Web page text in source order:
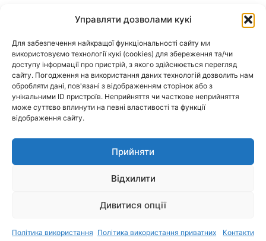
Управляти дозволами кукі
Для забезпечення найкращої функціональності сайту ми
використовуємо технології кукі (cookies) для збереження та/чи
доступу інформації про пристрій, з якого здійснюється перегляд
сайту. Погодження на використання даних технологій дозволить нам
обробляти дані, пов'язані з відображенням сторінок або з
унікальними ID пристроїв. Неприйняття чи часткове неприйняття
може суттєво вплинути на певні властивості та функції
відображення сайту.
Прийняти
Відхилити
Дивитися опції
Політика використання Політика використання приватних Контакти
Контакти підрозділів
МОВА
Українська
© 2026 Державна установа «Інститут громадського
медичних наук України»
content and material of theSiteunder the condition of